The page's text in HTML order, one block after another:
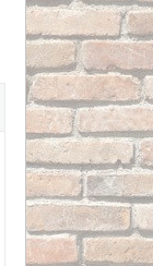
mm 18V Litio-Ion